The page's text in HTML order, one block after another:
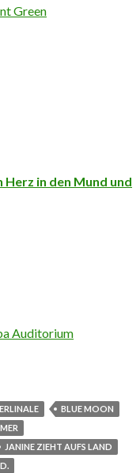
Green
in den Mund und
Auditorium
BLUE MOON
JANINE ZIEHT AUFS LAND